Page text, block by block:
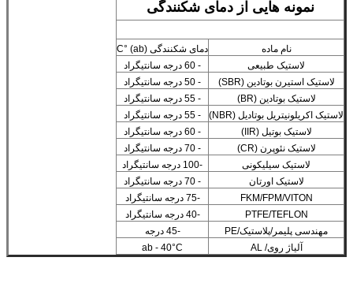
نمونه هایی از دمای شکنندگی
نام ماده
دمای شکنندگی (ab) °C
لاستیک طبیعی
- 60 درجه سانتیگراد
لاستیک استیرن بوتادین (SBR)
- 50 درجه سانتیگراد
لاستیک بوتادین (BR)
- 55 درجه سانتیگراد
لاستیک اکریلونیتریل بوتادیل (NBR)
- 55 درجه سانتیگراد
لاستیک بوتیل (IIR)
- 60 درجه سانتیگراد
لاستیک نئوپرن (CR)
- 70 درجه سانتیگراد
لاستیک سیلیکونی
-100 درجه سانتیگراد
لاستیک اورتان
- 70 درجه سانتیگراد
FKM/FPM/VITON
-75 درجه سانتیگراد
PTFE/TEFLON
-40 درجه سانتیگراد
مهندسی پلیمر/پلاستیک/PE
-45 درجه
آلیاژ روی/ AL
ab - 40°C